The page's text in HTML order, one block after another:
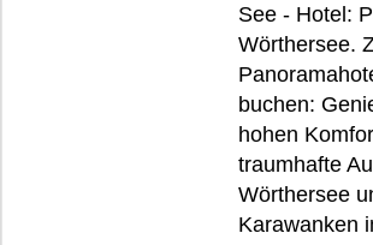
See - Hotel:
Wörthersee.
buchen:
hohen
traumhafte
Wörthersee
Karawanken